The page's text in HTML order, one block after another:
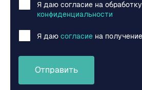
Я даю согласие на
конфиденциальности
Я даю согласие на
Отправить